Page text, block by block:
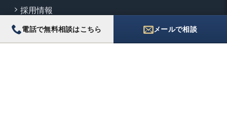
採用情報
代表挨拶
電話で無料相談はこちら メールで相談